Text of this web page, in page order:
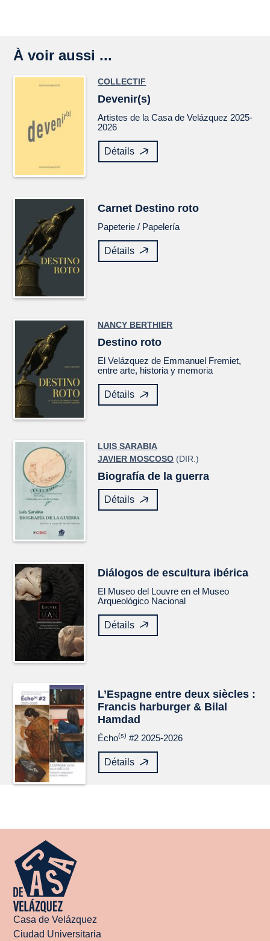
À voir aussi ...
COLLECTIF
Devenir(s)
Artistes de la Casa de Velázquez 2025-
2026
Détails
Carnet Destino roto
Papeterie / Papelería
Détails
NANCY BERTHIER
Destino roto
ElVelázquez de Emmanuel Fremiet,
entre arte, historia y memoria
Détails
LUIS SARABIA
JAVIER MOSCOSO (DIR.)
Biografía de la guerra
Détails
Diálogos de escultura ibérica
El Museo del Louvre en el Museo
Arqueológico Nacional
Détails
L’Espagne entre deux siècles :
Francis harburger & Bilal
Hamdad
Écho(s) #2 2025-2026
Détails
Casa de Velázquez
Ciudad Universitaria